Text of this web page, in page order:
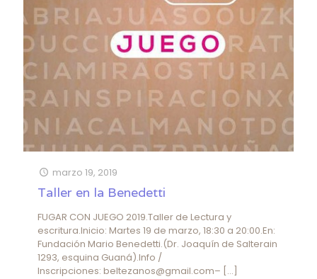
marzo 19, 2019
Taller en la Benedetti
FUGAR CON JUEGO 2019.Taller de Lectura y
escritura.Inicio: Martes 19 de marzo, 18:30 a 20:00.En:
Fundación Mario Benedetti.(Dr. Joaquín de Salterain
1293, esquina Guaná).Info /
Inscripciones: beltezanos@gmail.com– […]